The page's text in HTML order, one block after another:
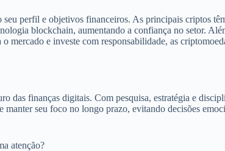
seu perfil e objetivos financeiros. As principais criptos
blockchain, aumentando a confiança no setor.
e investe com responsabilidade, as
das finanças digitais. Com pesquisa, estratégia e
seu foco no longo prazo, evitando decisões
atenção?